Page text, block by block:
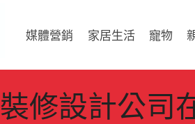
媒體營銷 家居生活 寵物
裝修設計公司